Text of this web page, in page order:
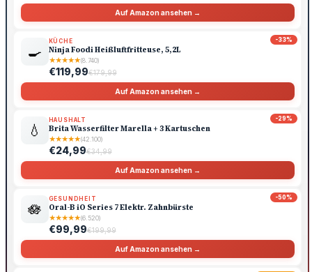
Auf Amazon ansehen →
-33%
🍳
KÜCHE
Ninja Foodi Heißluftfritteuse, 5,2L
★★★★★(8.740)
€119,99€179,99
Auf Amazon ansehen →
-29%
💧
HAUSHALT
Brita Wasserfilter Marella + 3 Kartuschen
★★★★★(42.100)
€24,99€34,99
Auf Amazon ansehen →
-50%
🪷
GESUNDHEIT
Oral-B iO Series 7 Elektr. Zahnbürste
★★★★★(6.520)
€99,99€199,99
Auf Amazon ansehen →